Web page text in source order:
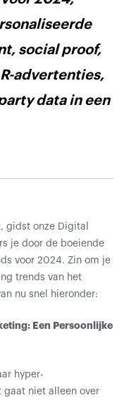
social proof,
advertenties,
data in een
gidst onze Digital
je door de boeiende
voor 2024. Zin om je
trends van het
nu snel hieronder:
Een Persoonlijke
hyper-
gaat niet alleen over